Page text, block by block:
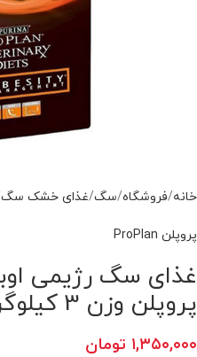
خانه فروشگاه سگ غذای خشک سگ
پروپلن ProPlan
پروپلن وزن 3 کیلوگرم
۱,۳۵۰,۰۰۰ تومان